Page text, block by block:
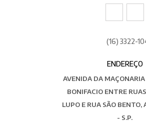
(16) 3322-
ENDEREÇO
AVENIDA DA MAÇONARIA
BONIFACIO ENTRE
LUPO E RUA SÃO BENTO,
- S.P.